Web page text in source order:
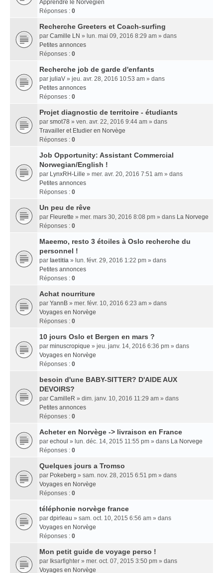
Apprendre le Norvégien
Réponses : 0
Recherche Greeters et Coach-surfing
par Camille LN » lun. mai 09, 2016 8:29 am » dans
Petites annonces
Réponses : 0
Recherche job de garde d'enfants
par juliaV » jeu. avr. 28, 2016 10:53 am » dans
Petites annonces
Réponses : 0
Projet diagnostic de territoire - étudiants
par smot78 » ven. avr. 22, 2016 9:44 am » dans
Travailler et Etudier en Norvège
Réponses : 0
Job Opportunity: Assistant Commercial
Norwegian/English !
par LynxRH-Lille » mer. avr. 20, 2016 7:51 am » dans
Petites annonces
Réponses : 0
Un peu de rêve
par Fleurette » mer. mars 30, 2016 8:08 pm » dans La Norvege
Réponses : 0
Maeemo, resto 3 étoiles à Oslo recherche du
personnel !
par laetitia » lun. févr. 29, 2016 1:22 pm » dans
Petites annonces
Réponses : 0
Achat nourriture
par YannB » mer. févr. 10, 2016 6:23 am » dans
Voyages en Norvège
Réponses : 0
10 jours Oslo et Bergen en mars ?
par minuscropique » jeu. janv. 14, 2016 6:36 pm » dans
Voyages en Norvège
Réponses : 0
besoin d'une BABY-SITTER? D'AIDE AUX
DEVOIRS?
par CamilleR » dim. janv. 10, 2016 11:29 am » dans
Petites annonces
Réponses : 0
Acheter en Norvège -> livraison en France
par echoul » lun. déc. 14, 2015 11:55 pm » dans La Norvege
Réponses : 0
Quelques jours a Tromso
par Pokeberg » sam. nov. 28, 2015 6:51 pm » dans
Voyages en Norvège
Réponses : 0
téléphonie norvège france
par dpirleau » sam. oct. 10, 2015 6:56 am » dans
Voyages en Norvège
Réponses : 0
Mon petit guide de voyage perso !
par Iksarfighter » mer. oct. 07, 2015 3:50 pm » dans
Voyages en Norvège